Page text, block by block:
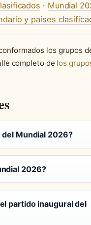
· Mundial
y países
los grupos
completo de los
Mundial 2026?
2026?
partido inaugural del